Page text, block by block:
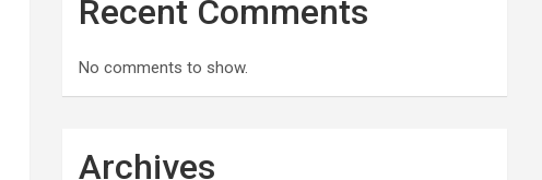
Recent Comments
No comments to show.
Archives